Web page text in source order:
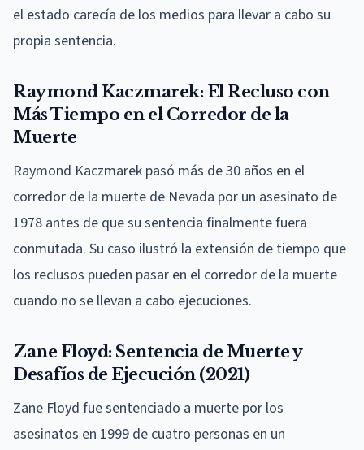
el estado carecía de los medios para llevar a cabo su
propia sentencia.
Raymond Kaczmarek: El Recluso con
Más Tiempo en el Corredor de la
Muerte
Raymond Kaczmarek pasó más de 30 años en el
corredor de la muerte de Nevada por un asesinato de
1978 antes de que su sentencia finalmente fuera
conmutada. Su caso ilustró la extensión de tiempo que
los reclusos pueden pasar en el corredor de la muerte
cuando no se llevan a cabo ejecuciones.
Zane Floyd: Sentencia de Muerte y
Desafíos de Ejecución (2021)
Zane Floyd fue sentenciado a muerte por los
asesinatos en 1999 de cuatro personas en un